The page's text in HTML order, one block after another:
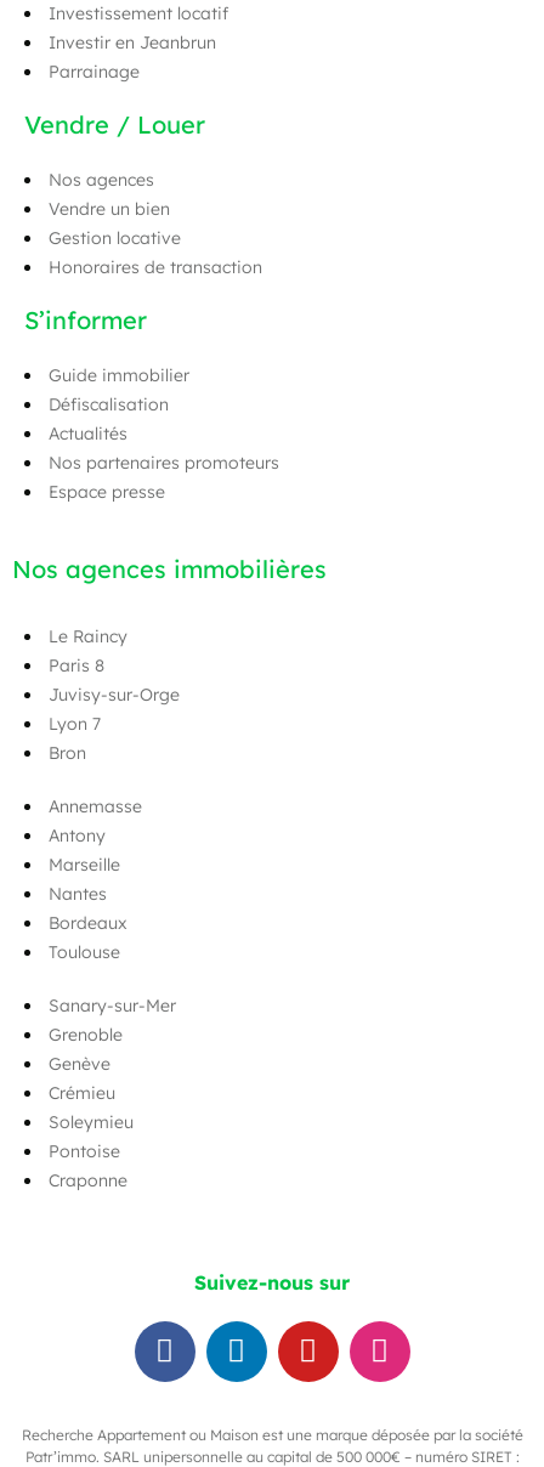
Investissement locatif
Investir en Jeanbrun
Parrainage
Vendre / Louer
Nos agences
Vendre un bien
Gestion locative
Honoraires de transaction
S’informer
Guide immobilier
Défiscalisation
Actualités
Nos partenaires promoteurs
Espace presse
Nos agences immobilières
Le Raincy
Paris 8
Juvisy-sur-Orge
Lyon 7
Bron
Annemasse
Antony
Marseille
Nantes
Bordeaux
Toulouse
Sanary-sur-Mer
Grenoble
Genève
Crémieu
Soleymieu
Pontoise
Craponne
Suivez-nous sur
Recherche Appartement ou Maison est une marque déposée par la société
Patr’immo. SARL unipersonnelle au capital de 500 000€ – numéro SIRET :